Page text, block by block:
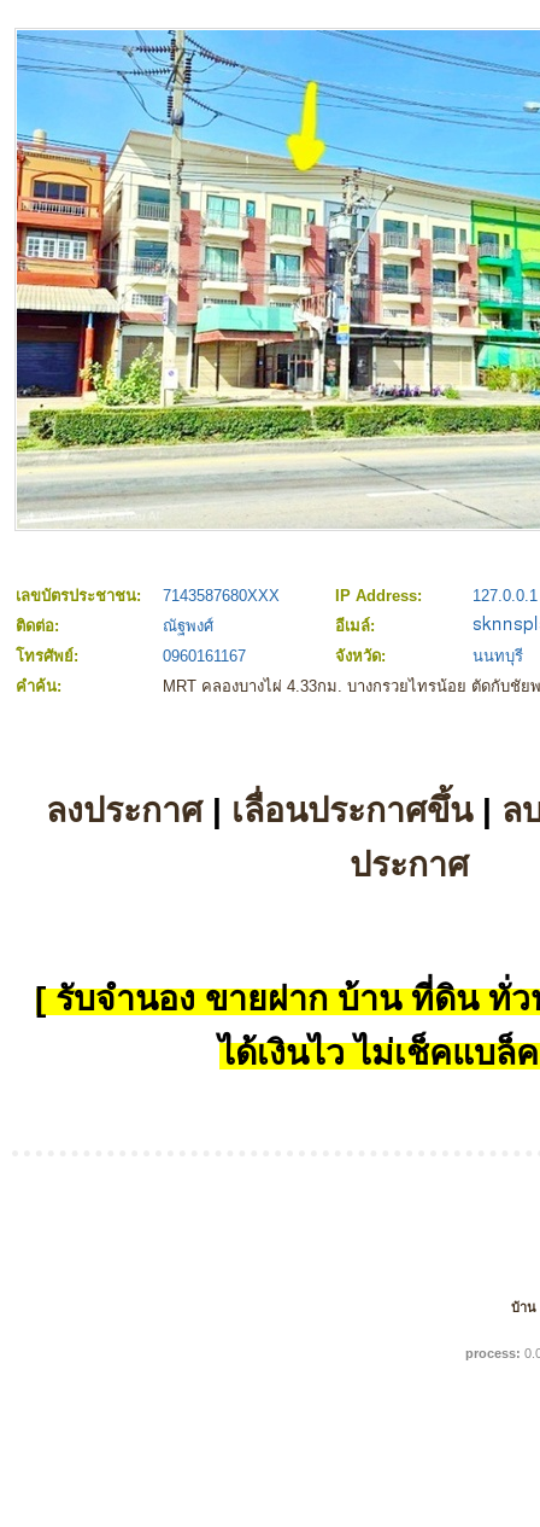
เลขบัตรประชาชน: 7143587680XXX IP Address:
127.0.0.1
ติดต่อ:
ณัฐพงศ์
อีเมล์:
โทรศัพย์:
0960161167 จังหวัด:
นนทบุรี
คำค้น:
MRT คลองบางไผ่ 4.33กม. บางกรวยไทรน้อย ตัดกับชั
ลงประกาศ| เลื่อนประกาศขึ้น| ล
ประกาศ
[ รับจำนอง ขายฝาก บ้าน ที่ดิน ทั่ว
ได้เงินไว ไม่เช็คแบล็
บ้าน
process: